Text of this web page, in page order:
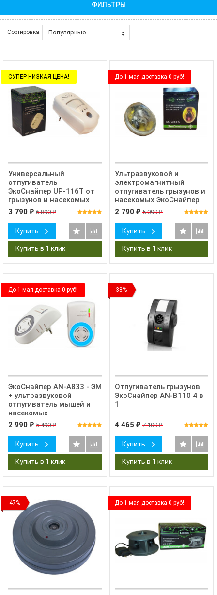
ФИЛЬТРЫ
Сортировка: Популярные
СУПЕР НИЗКАЯ ЦЕНА!
Универсальный
отпугиватель
ЭкоСнайпер UP-116T от
грызунов и насекомых
3 790 ₽ 6 890₽
Купить
До 1 мая доставка 0 руб!
Ультразвуковой и
электромагнитный
отпугиватель грызунов и
насекомых ЭкоСнайпер
AN-A325
2 790 ₽ 5 090₽
Купить
До 1 мая доставка 0 руб!
ЭкоСнайпер AN-A833 - ЭМ
+ ультразвуковой
отпугиватель мышей и
насекомых
2 990 ₽ 5 490₽
Купить
-38%
Отпугиватель грызунов
ЭкоСнайпер AN-B110 4 в
1
4 465 ₽ 7 100₽
Купить
-47% До 1 мая доставка 0 руб!